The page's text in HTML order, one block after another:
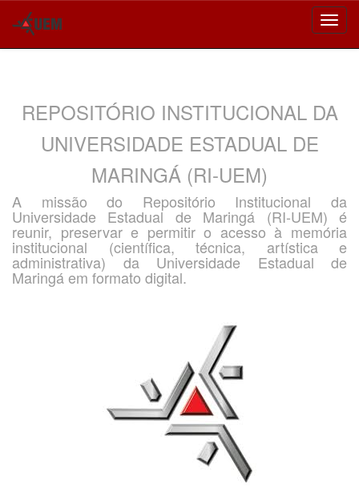
REPOSITÓRIO INSTITUCIONAL DA
UNIVERSIDADE ESTADUAL DE
MARINGÁ (RI-UEM)
A missão do Repositório Institucional da
Universidade Estadual de Maringá (RI-UEM) é
reunir, preservar e permitir o acesso à memória
institucional (científica, técnica, artística e
administrativa) da Universidade Estadual de
Maringá em formato digital.